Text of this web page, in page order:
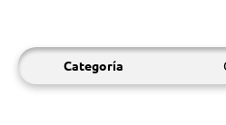
Categoría